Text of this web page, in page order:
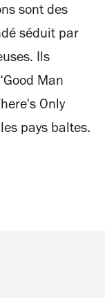
sont des
séduit par
Ils
Man
Only
pays baltes.